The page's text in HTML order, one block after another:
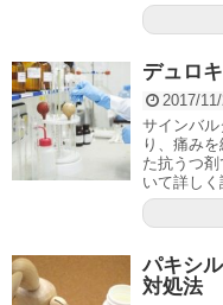
デュロ
2017/
サインバ
り、痛み
た抗うつ
いて詳しく
パキシ
対処法